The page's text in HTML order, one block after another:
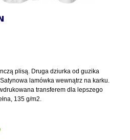
plisą. Druga dziurka od guzika
lamówka wewnątrz na karku.
transferem dla lepszego
135 g/m2.